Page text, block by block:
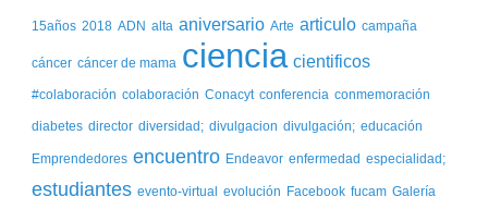
15años 2018 ADN alta aniversario Arte articulo campaña
cáncer cáncer de mama ciencia cientificos
#colaboración colaboración Conacyt conferencia conmemoración
diabetes director diversidad; divulgacion divulgación; educación
Emprendedores encuentro Endeavor enfermedad especialidad;
estudiantes evento-virtual evolución Facebook fucam Galería